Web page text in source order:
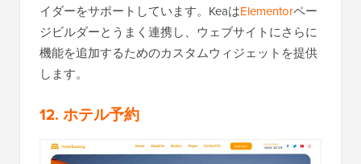
イダーをサポートしています。KeaはElementorペー
ジビルダーとうまく連携し、ウェブサイトにさらに
機能を追加するためのカスタムウィジェットを提供
します。
12. ホテル予約